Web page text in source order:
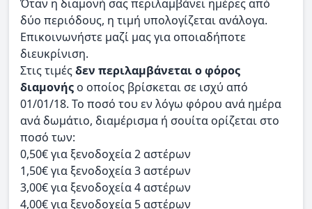
Όταν η διαμονή σας περιλαμβάνει ημέρες από
δύο περιόδους, η τιμή υπολογίζεται ανάλογα.
Επικοινωνήστε μαζί μας για οποιαδήποτε
διευκρίνιση.
Στις τιμέςδεν περιλαμβάνεται ο φόρος
διαμονής ο οποίος βρίσκεται σε ισχύ από
01/01/18. Το ποσό του εν λόγω φόρου ανά ημέρα
ανά δωμάτιο, διαμέρισμα ή σουίτα ορίζεται στο
ποσό των:
0,50€ για ξενοδοχεία 2 αστέρων
1,50€ για ξενοδοχεία 3 αστέρων
3,00€ για ξενοδοχεία 4 αστέρων
4,00€ για ξενοδοχεία 5 αστέρων